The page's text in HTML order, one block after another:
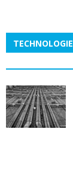
TECHNOLOGIE